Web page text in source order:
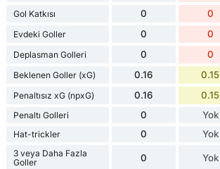
Gol Katkısı 0 0
Evdeki Goller 0 0
Deplasman Golleri 0 0
Beklenen Goller (xG) 0.16 0.15
Penaltısız xG (npxG) 0.16 0.15
Penaltı Golleri 0 Yok
Hat-trickler 0 Yok
3 veya Daha Fazla
Goller
0 Yok